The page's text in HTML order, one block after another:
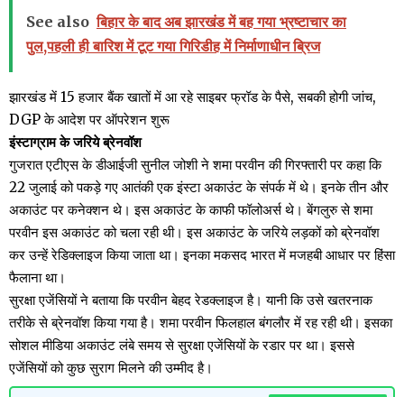
See also बिहार के बाद अब झारखंड में बह गया भ्रष्टाचार का
पुल,पहली ही बारिश में टूट गया गिरिडीह में निर्माणाधीन ब्रिज
झारखंड में 15 हजार बैंक खातों में आ रहे साइबर फ्रॉड के पैसे, सबकी होगी जांच,
DGP के आदेश पर ऑपरेशन शुरू
इंस्टाग्राम के जरिये ब्रेनवॉश
गुजरात एटीएस के डीआईजी सुनील जोशी ने शमा परवीन की गिरफ्तारी पर कहा कि
22 जुलाई को पकड़े गए आतंकी एक इंस्टा अकाउंट के संपर्क में थे। इनके तीन और
अकाउंट पर कनेक्शन थे। इस अकाउंट के काफी फॉलोअर्स थे। बेंगलुरु से शमा
परवीन इस अकाउंट को चला रही थी। इस अकाउंट के जरिये लड़कों को ब्रेनवॉश
कर उन्हें रेडिक्लाइज किया जाता था। इनका मकसद भारत में मजहबी आधार पर हिंसा
फैलाना था।
सुरक्षा एजेंसियों ने बताया कि परवीन बेहद रेडक्लाइज है। यानी कि उसे खतरनाक
तरीके से ब्रेनवॉश किया गया है। शमा परवीन फिलहाल बंगलौर में रह रही थी। इसका
सोशल मीडिया अकाउंट लंबे समय से सुरक्षा एजेंसियों के रडार पर था। इससे
एजेंसियों को कुछ सुराग मिलने की उम्मीद है।